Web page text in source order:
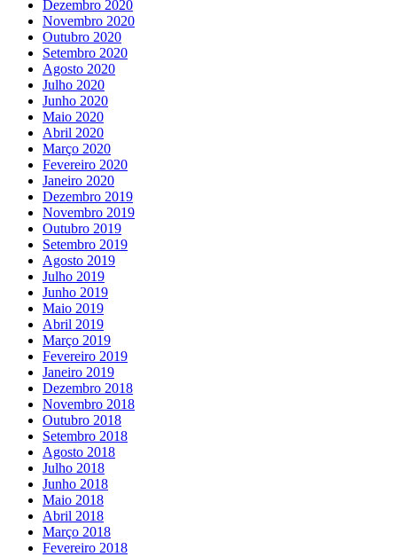
Dezembro 2020
Novembro 2020
Outubro 2020
Setembro 2020
Agosto 2020
Julho 2020
Junho 2020
Maio 2020
Abril 2020
Março 2020
Fevereiro 2020
Janeiro 2020
Dezembro 2019
Novembro 2019
Outubro 2019
Setembro 2019
Agosto 2019
Julho 2019
Junho 2019
Maio 2019
Abril 2019
Março 2019
Fevereiro 2019
Janeiro 2019
Dezembro 2018
Novembro 2018
Outubro 2018
Setembro 2018
Agosto 2018
Julho 2018
Junho 2018
Maio 2018
Abril 2018
Março 2018
Fevereiro 2018